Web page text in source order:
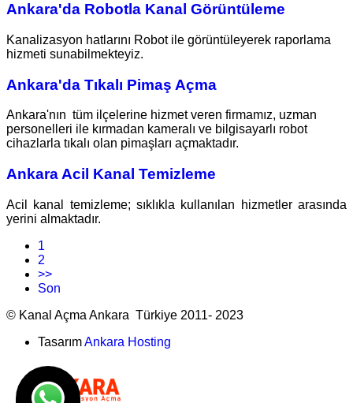
Ankara'da Robotla Kanal Görüntüleme
Kanalizasyon hatlarını Robot ile görüntüleyerek raporlama
hizmeti sunabilmekteyiz.
Ankara'da Tıkalı Pimaş Açma
Ankara'nın tüm ilçelerine hizmet veren firmamız, uzman
personelleri ile kırmadan kameralı ve bilgisayarlı robot
cihazlarla tıkalı olan pimaşları açmaktadır.
Ankara Acil Kanal Temizleme
Acil kanal temizleme; sıklıkla kullanılan hizmetler arasında
yerini almaktadır.
1
2
>>
Son
© Kanal Açma Ankara Türkiye 2011- 2023
TasarımAnkara Hosting